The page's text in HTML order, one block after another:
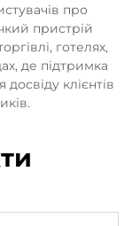
про
пристрій
готелях,
де підтримка
клієнтів